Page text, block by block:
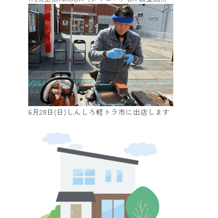
6月28日(日)しんしろ軽トラ市に出店します